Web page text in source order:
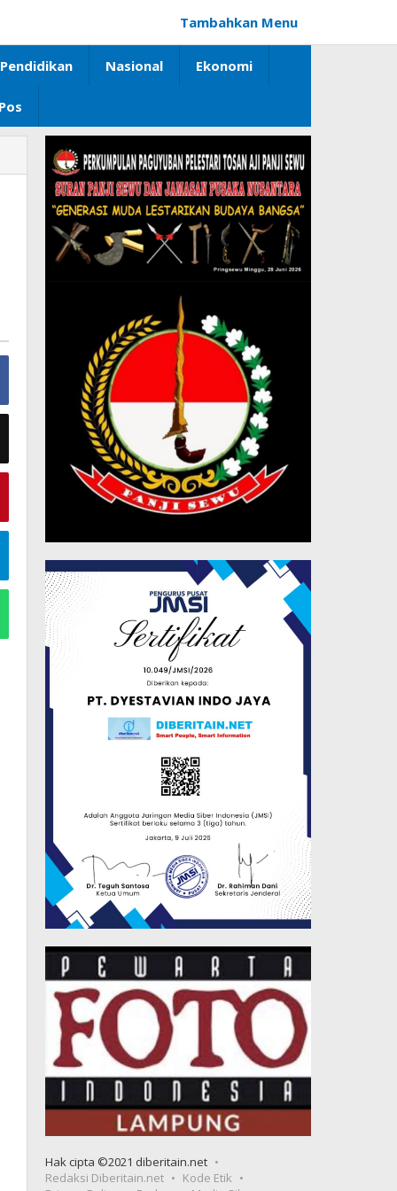
Tambahkan Menu
Pendidikan Nasional Ekonomi
Hak cipta ©2021 diberitain.net
Redaksi Diberitain.net
Kode Etik